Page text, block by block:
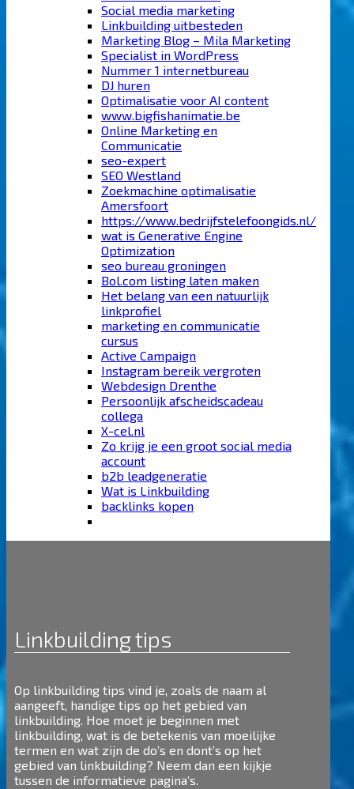
Social media marketing
Linkbuilding uitbesteden
Marketing Blog – Mila Marketing
Specialist in WordPress
Nummer 1 internetbureau
DJ huren
Optimalisatie voor AI content
www.bigfishanimatie.be
Online Marketing en
Communicatie
seo-expert
SEO Westland
Zoekmachine optimalisatie
Amersfoort
https://www.bedrijfstelefoongids.nl/
wat is Generative Engine
Optimization
seo bureau groningen
Bol.com listing laten maken
Het belang van een natuurlijk
linkprofiel
marketing en communicatie
cursus
Active Campaign
Instagram bereik vergroten
Webdesign Drenthe
Persoonlijk afscheidscadeau
collega
X-cel.nl
Zo krijg je een groot social media
account
b2b leadgeneratie
Wat is Linkbuilding
backlinks kopen
Linkbuilding tips
Op linkbuilding tips vind je, zoals de naam al
aangeeft, handige tips op het gebied van
linkbuilding. Hoe moet je beginnen met
linkbuilding, wat is de betekenis van moeilijke
termen en wat zijn de do’s en dont’s op het
gebied van linkbuilding? Neem dan een kijkje
tussen de informatieve pagina’s.